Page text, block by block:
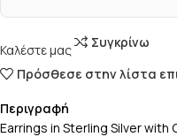
Καλέστε μας
Συγκρίνω
Πρόσθεσε στην λίστα
Περιγραφή
Earrings in Sterling Silver